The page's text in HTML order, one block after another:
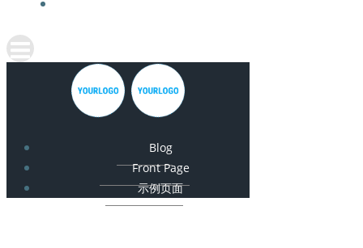
Blog
Front Page
示例页面